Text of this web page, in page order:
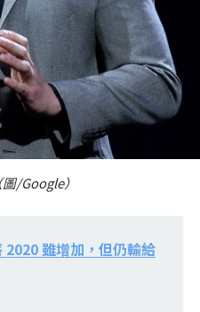
/Google）
雖增加，但仍輸給